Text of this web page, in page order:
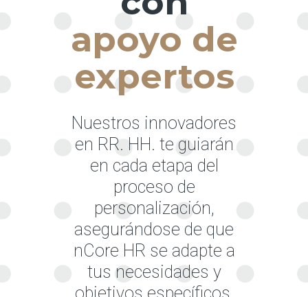
apoyo de
expertos
Nuestros innovadores
en RR. HH. te guiarán
en cada etapa del
proceso de
personalización,
asegurándose de que
nCore HR se adapte a
tus necesidades y